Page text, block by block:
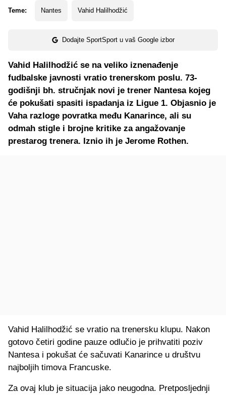
Teme: Nantes Vahid Halilhodžić
Dodajte SportSport u vaš Google izbor
Vahid Halilhodžić se na veliko iznenađenje
fudbalske javnosti vratio trenerskom poslu. 73-
godišnji bh. stručnjak novi je trener Nantesa kojeg
će pokušati spasiti ispadanja iz Ligue 1. Objasnio je
Vaha razloge povratka među Kanarince, ali su
odmah stigle i brojne kritike za angažovanje
prestarog trenera. Iznio ih je Jerome Rothen.
Vahid Halilhodžić se vratio na trenersku klupu. Nakon
gotovo četiri godine pauze odlučio je prihvatiti poziv
Nantesa i pokušat će sačuvati Kanarince u društvu
najboljih timova Francuske.
Za ovaj klub je situacija jako neugodna. Pretposljednji